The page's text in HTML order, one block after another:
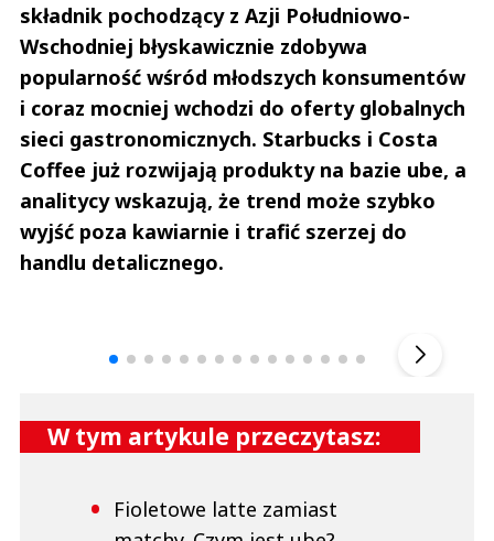
składnik pochodzący z Azji Południowo-
Wschodniej błyskawicznie zdobywa
popularność wśród młodszych konsumentów
i coraz mocniej wchodzi do oferty globalnych
sieci gastronomicznych. Starbucks i Costa
Coffee już rozwijają produkty na bazie ube, a
analitycy wskazują, że trend może szybko
wyjść poza kawiarnie i trafić szerzej do
handlu detalicznego.
W tym artykule przeczytasz:
Fioletowe latte zamiast